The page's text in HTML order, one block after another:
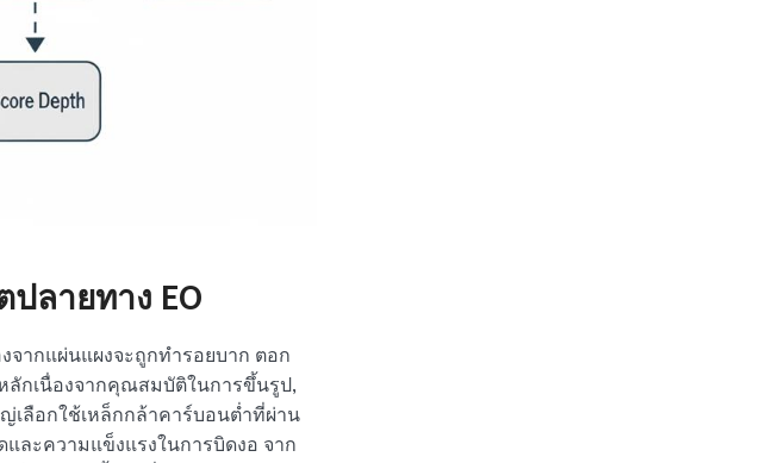
ลายทาง EO
จากแผ่นแผงจะถูกทำรอยบาก ตอก
ลักเนื่องจากคุณสมบัติในการขึ้นรูป,
ลือกใช้เหล็กกล้าคาร์บอนต่ำที่ผ่าน
ละความแข็งแรงในการบิดงอ จาก